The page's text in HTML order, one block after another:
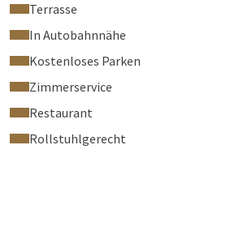
Terrasse
In Autobahnnähe
Kostenloses Parken
Zimmerservice
Restaurant
Rollstuhlgerecht